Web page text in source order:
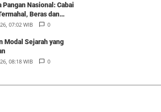
Pangan Nasional: Cabai
Beras dan
Stabil
07:02 WIB 0
Modal Sejarah yang
08:18 WIB 0